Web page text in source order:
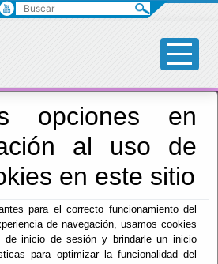
opciones en
al uso de
en este sitio
para el correcto funcionamiento del
de navegación, usamos cookies
de inicio de sesión y brindarle un inicio
para optimizar la funcionalidad del
Menú Igualdad
de
Buscar